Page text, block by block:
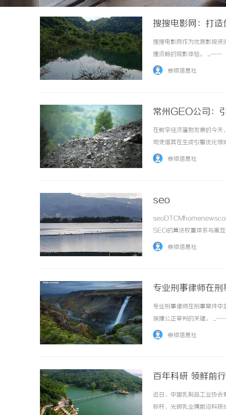
搜搜电影网：打
搜搜电影网作为优质影视资
捷流畅的观影体验。 ...……
娄烦信息社
常州GEO公司：
在数字经济蓬勃发展的今
司凭借其在生成引擎优化领
常州GEO公司的服务内容
娄烦信息社
seo
SEO的算法权重体系与高
入门门槛，内容完播率约
娄烦信息社
专业刑事律师在
专业刑事律师在刑事案件中
保障公正审判的关键。
娄烦信息社
百年科研 领鲜前
近日，中国乳制品工业协
标杆，光明乳业携前沿科研
武汉配眼镜 上海配眼镜 770PF-300
的新选择